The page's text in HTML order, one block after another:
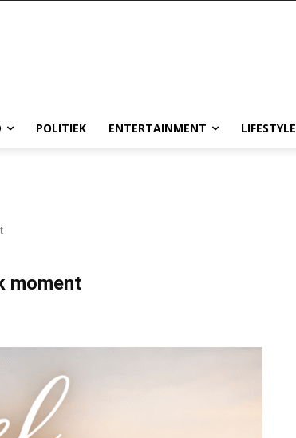
POLITIEK ENTERTAINMENT LIFESTYLE
moment